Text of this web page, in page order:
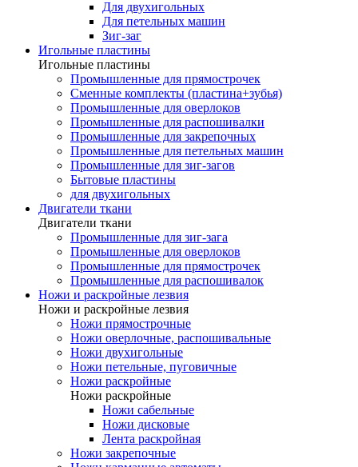
Для двухигольных
Для петельных машин
Зиг-заг
Игольные пластины
Игольные пластины
Промышленные для прямострочек
Сменные комплекты (пластина+зубья)
Промышленные для оверлоков
Промышленные для распошивалки
Промышленные для закрепочных
Промышленные для петельных машин
Промышленные для зиг-загов
Бытовые пластины
для двухигольных
Двигатели ткани
Двигатели ткани
Промышленные для зиг-зага
Промышленные для оверлоков
Промышленные для прямострочек
Промышленные для распошивалок
Ножи и раскройные лезвия
Ножи и раскройные лезвия
Ножи прямострочные
Ножи оверлочные, распошивальные
Ножи двухигольные
Ножи петельные, пуговичные
Ножи раскройные
Ножи раскройные
Ножи сабельные
Ножи дисковые
Лента раскройная
Ножи закрепочные